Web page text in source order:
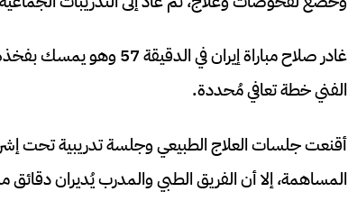
غادر صلاح مباراة إيران
الفني خطة تعافي مُحددة.
أقنعت جلسات العلاج الطبيعي وجلسة تدريبية تحت
المساهمة، إلا أن الفريق الطبي والمدرب يُديران دقائق